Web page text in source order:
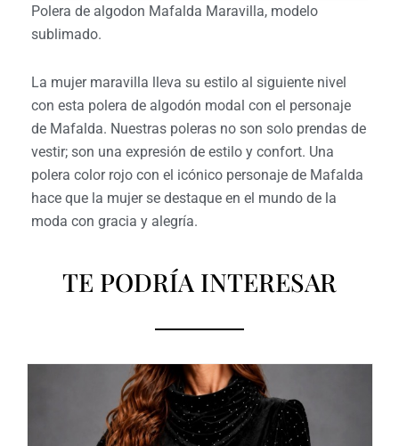
Polera de algodon Mafalda Maravilla, modelo
sublimado.
La mujer maravilla lleva su estilo al siguiente nivel
con esta polera de algodón modal con el personaje
de Mafalda. Nuestras poleras no son solo prendas de
vestir; son una expresión de estilo y confort. Una
polera color rojo con el icónico personaje de Mafalda
hace que la mujer se destaque en el mundo de la
moda con gracia y alegría.
TE PODRÍA INTERESAR